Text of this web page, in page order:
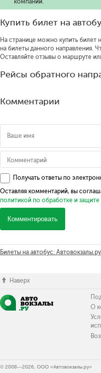
Купить билет на
На странице можно купить билет
на билеты данного направления.
Оставляйте отзывы о маршруте
Рейсы обратного
Комментарии
Получать ответы по
Оставляя комментарий, вы
политикой по обработке и
Комментировать
Билеты на автобус: Автовокзалы.ру
Наверх
О
© 2008—2026, ООО «Автовокзалы.ру»